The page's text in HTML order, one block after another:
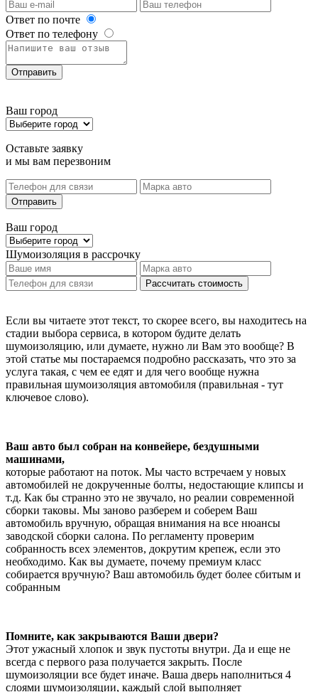
Ответ по почте
Ответ по телефону
Отправить
Ваш город
Оставьте заявку
и мы вам перезвоним
Отправить
Ваш город
Шумоизоляция в рассрочку
Рассчитать стоимость
Если вы читаете этот текст, то скорее всего, вы находитесь на
стадии выбора сервиса, в котором будите делать
шумоизоляцию, или думаете, нужно ли Вам это вообще? В
этой статье мы постараемся подробно рассказать, что это за
услуга такая, с чем ее едят и для чего вообще нужна
правильная шумоизоляция автомобиля (правильная - тут
ключевое слово).
Ваш авто был собран на конвейере, бездушными
машинами,
которые работают на поток. Мы часто встречаем у новых
автомобилей не докрученные болты, недостающие клипсы и
т.д. Как бы странно это не звучало, но реалии современной
сборки таковы. Мы заново разберем и соберем Ваш
автомобиль вручную, обращая внимания на все нюансы
заводской сборки салона. По регламенту проверим
собранность всех элементов, докрутим крепеж, если это
необходимо. Как вы думаете, почему премиум класс
собирается вручную? Ваш автомобиль будет более сбитым и
собранным
Помните, как закрываются Ваши двери?
Этот ужасный хлопок и звук пустоты внутри. Да и еще не
всегда с первого раза получается закрыть. После
шумоизоляции все будет иначе. Ваша дверь наполниться 4
слоями шумоизоляции, каждый слой выполняет